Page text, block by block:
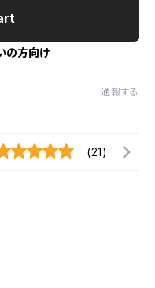
の方向け
通報する
(21)